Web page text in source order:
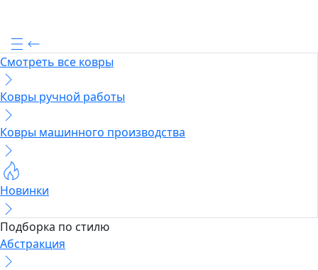
Смотреть все ковры
Ковры ручной работы
Ковры машинного производства
Новинки
Подборка по стилю
Абстракция